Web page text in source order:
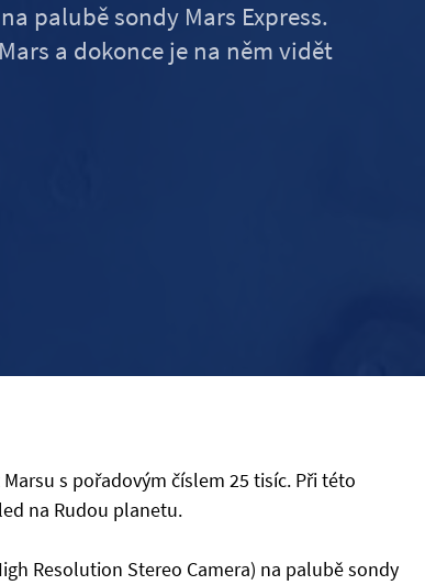
palubě sondy Mars Express.
a dokonce je na něm vidět
s pořadovým číslem 25 tisíc. Při této
na Rudou planetu.
Resolution Stereo Camera) na palubě sondy